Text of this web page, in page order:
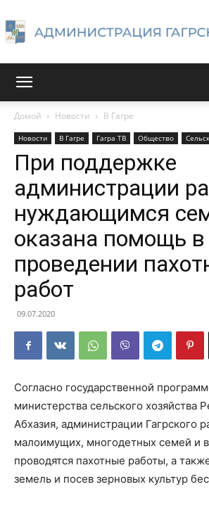
Гагрского
района
Домой Новости В Гагре
Новости В Гагре Гагра ТВ Общество
При поддержке
администрации
нуждающимся
оказана помощь в
проведении
работ
09.07.2020
Согласно государственной
министерства сельского хозяйства
Абхазия, администрации Гагрского
малоимущих, многодетных семей и
проводятся пахотные работы, а
земель и посев зерновых культур